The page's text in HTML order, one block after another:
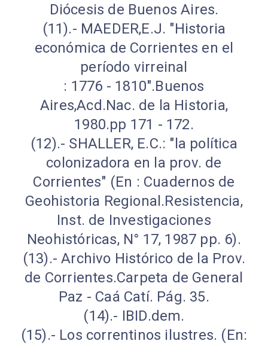
Diócesis de Buenos Aires.
(11).- MAEDER,E.J. "Historia
económica de Corrientes en el
período virreinal
: 1776 - 1810".Buenos
Aires,Acd.Nac. de la Historia,
1980.pp 171 - 172.
(12).- SHALLER, E.C.: "la política
colonizadora en la prov. de
Corrientes" (En : Cuadernos de
Geohistoria Regional.Resistencia,
Inst. de Investigaciones
Neohistóricas, N° 17, 1987 pp. 6).
(13).- Archivo Histórico de la Prov.
de Corrientes.Carpeta de General
Paz - Caá Catí. Pág. 35.
(14).- IBID.dem.
(15).- Los correntinos ilustres. (En: